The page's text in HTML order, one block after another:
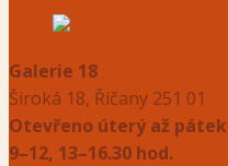
Galerie 18
Široká 18, Říčany 251 01
Otevřeno úterý až pátek
9–12, 13–16.30 hod.